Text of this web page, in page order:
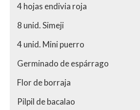
4 hojas endivia roja
8 unid. Simeji
4 unid. Mini puerro
Germinado de espárrago
Flor de borraja
Pilpil de bacalao